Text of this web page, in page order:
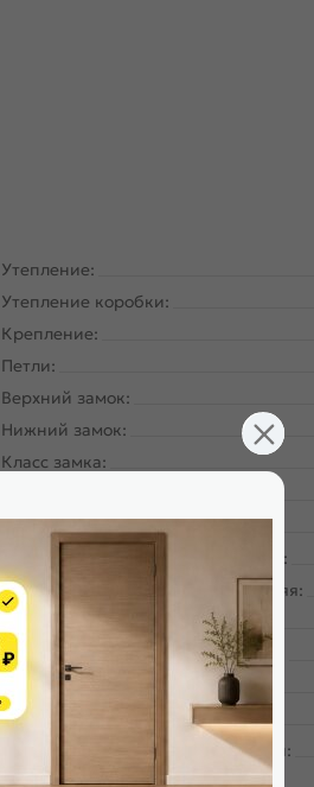
Утепление:
Утепление коробки:
Крепление:
Петли:
Верхний замок:
Нижний замок:
Класс замка:
Цилиндр:
Накладка цилиндровая наружная:
Накладка цилиндровая внутренняя:
Накладка сувальдная наружная:
Накладка сувальдная внутренняя:
Ночная задвижка:
Поворотник для ночной задвижки:
Глазок: